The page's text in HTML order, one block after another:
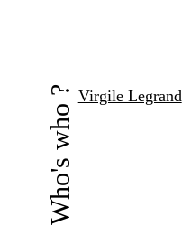
Who's who ? Virgile Legrand